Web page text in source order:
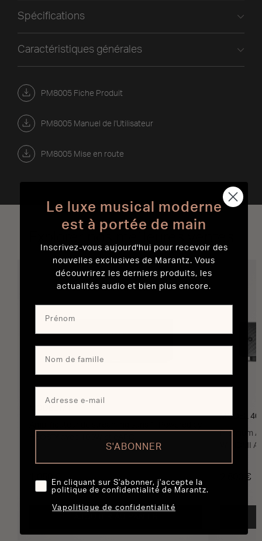
PM8005 Fiche Produit
PM8005 Manuel de l'Utilisateur
PM8005 Mise en route
Spécifications
Caractéristiques générales
1 050 €
MODEL
Premium
W, HDMI
2 600 €
Le luxe musical moderne
est à portée de main
Inscrivez-vous aujourd'hui pour recevoir des
nouvelles exclusives de Marantz. Vous
découvrirez les derniers produits, les
actualités audio et bien plus encore.
S'ABONNER
En cliquant sur S'abonner, j'accepte la
politique de confidentialité de Marantz.
Vapolitique de confidentialité